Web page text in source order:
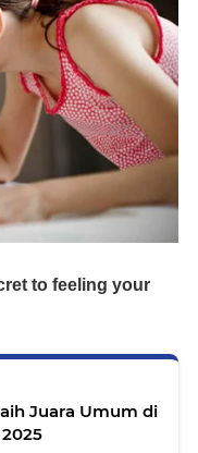
Juara Umum di